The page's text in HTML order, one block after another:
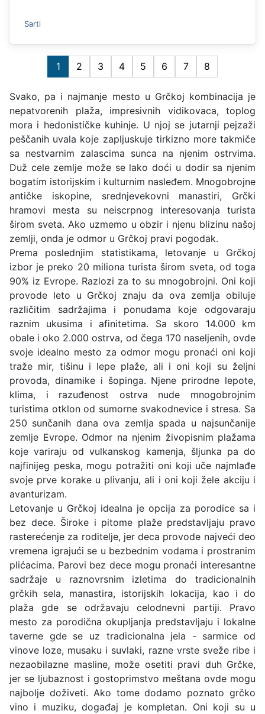
Sarti
1 2 3 4 5 6 7 8
Svako, pa i najmanje mesto u Grčkoj kombinacija je
nepatvorenih plaža, impresivnih vidikovaca, toplog
mora i hedonističke kuhinje. U njoj se jutarnji pejzaži
peščanih uvala koje zapljuskuje tirkizno more takmiče
sa nestvarnim zalascima sunca na njenim ostrvima.
Duž cele zemlje može se lako doći u dodir sa njenim
bogatim istorijskim i kulturnim nasleđem. Mnogobrojne
antičke iskopine, srednjevekovni manastiri, Grčki
hramovi mesta su neiscrpnog interesovanja turista
širom sveta. Ako uzmemo u obzir i njenu blizinu našoj
zemlji, onda je odmor u Grčkoj pravi pogodak.
Prema poslednjim statistikama, letovanje u Grčkoj
izbor je preko 20 miliona turista širom sveta, od toga
90% iz Evrope. Razlozi za to su mnogobrojni. Oni koji
provode leto u Grčkoj znaju da ova zemlja obiluje
različitim sadržajima i ponudama koje odgovaraju
raznim ukusima i afinitetima. Sa skoro 14.000 km
obale i oko 2.000 ostrva, od čega 170 naseljenih, ovde
svoje idealno mesto za odmor mogu pronaći oni koji
traže mir, tišinu i lepe plaže, ali i oni koji su željni
provoda, dinamike i šopinga. Njene prirodne lepote,
klima, i razuđenost ostrva nude mnogobrojnim
turistima otklon od sumorne svakodnevice i stresa. Sa
250 sunčanih dana ova zemlja spada u najsunčanije
zemlje Evrope. Odmor na njenim živopisnim plažama
koje variraju od vulkanskog kamenja, šljunka pa do
najfinijeg peska, mogu potražiti oni koji uče najmlađe
svoje prve korake u plivanju, ali i oni koji žele akciju i
avanturizam.
Letovanje u Grčkoj idealna je opcija za porodice sa i
bez dece. Široke i pitome plaže predstavljaju pravo
rasterećenje za roditelje, jer deca provode najveći deo
vremena igrajući se u bezbednim vodama i prostranim
plićacima. Parovi bez dece mogu pronaći interesantne
sadržaje u raznovrsnim izletima do tradicionalnih
grčkih sela, manastira, istorijskih lokacija, kao i do
plaža gde se održavaju celodnevni partiji. Pravo
mesto za porodična okupljanja predstavljaju i lokalne
taverne gde se uz tradicionalna jela - sarmice od
vinove loze, musaku i suvlaki, razne vrste sveže ribe i
nezaobilazne masline, može osetiti pravi duh Grčke,
jer se ljubaznost i gostoprimstvo meštana ovde mogu
najbolje doživeti. Ako tome dodamo poznato grčko
vino i muziku, događaj je kompletan. Oni koji su u